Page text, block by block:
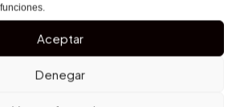
Aceptar
Denegar
de tratamientos
el bruxismo